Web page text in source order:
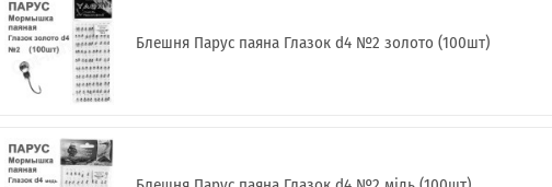
Блешня Парус паяна Глазок d4 №2 золото (100шт)